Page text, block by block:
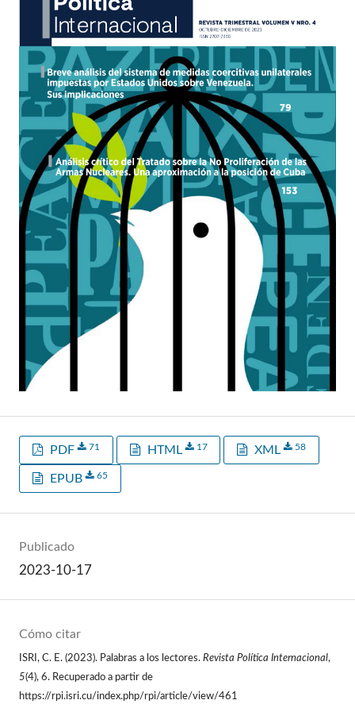
PDF 71 HTML 17 XML 58
EPUB 65
Publicado
2023-10-17
Cómo citar
ISRI, C. E. (2023). Palabras a los lectores.Revista Política Internacional,
5(4), 6. Recuperado a partir de
https://rpi.isri.cu/index.php/rpi/article/view/461